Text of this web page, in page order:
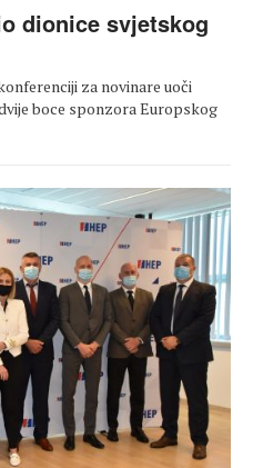
dionice svjetskog
za novinare uoči
boce sponzora Europskog